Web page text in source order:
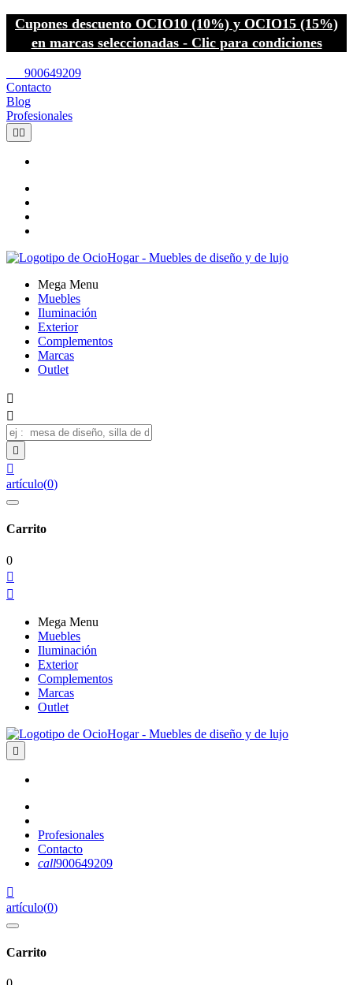
Cupones descuento OCIO10 (10%) y OCIO15 (15%)
en marcas seleccionadas - Clic para condiciones
900649209
Contacto
Blog
Profesionales
 
Mega Menu
Muebles
Iluminación
Exterior
Complementos
Marcas
Outlet




artículo(0)
Carrito
0


Mega Menu
Muebles
Iluminación
Exterior
Complementos
Marcas
Outlet

Profesionales
Contacto
call900649209

artículo(0)
Carrito